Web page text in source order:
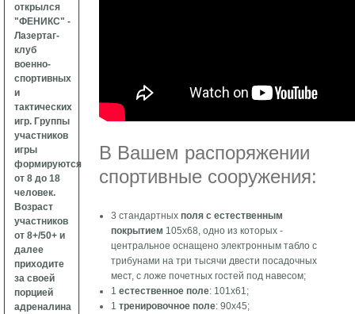
В Вашем распоряжении
спортивные сооружения:
3 стандартныхполя с естественным
покрытием 105х68, одно из которых -
центральное оснащено электронным табло с
трибунами на три тысячи двести посадочных
мест, с ложе почетных гостей под навесом;
1естественное поле: 101х61;
1тренировочное поле: 90х45;
открылся
"ФЕНИКС" -
Лазертаг-
клуб
военно-
спортивных
и
тактических
игр. Группы
участников
игры
формируются
от 8 до 18
человек.
Возраст
участников
от 8+/50+ и
далее
приходите
за своей
порцией
адреналина